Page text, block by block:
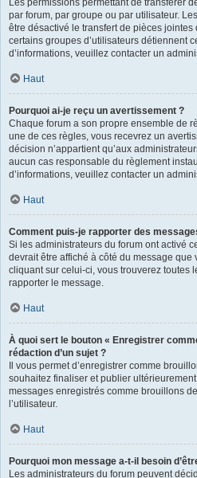
Les permissions permettant de transférer
par forum, par groupe ou par utilisateur.
être désactivé le transfert de pièces
certains groupes d’utilisateurs détiennent
d’informations, veuillez contacter un
Haut
Pourquoi ai-je reçu un avertissement ?
Chaque forum a son propre ensemble de
une de ces règles, vous recevrez un
décision n’appartient qu’aux
aucun cas responsable du règlement
d’informations, veuillez contacter un
Haut
Comment puis-je rapporter des
Si les administrateurs du forum ont activé
devrait être affiché à côté du message que
cliquant sur celui-ci, vous trouverez toutes
rapporter le message.
Haut
À quoi sert le bouton « Enregistrer
rédaction d’un sujet ?
Il vous permet d’enregistrer comme
souhaitez finaliser et publier
messages enregistrés comme brouillons
l’utilisateur.
Haut
Pourquoi mon message a-t-il besoin
Les administrateurs du forum peuvent